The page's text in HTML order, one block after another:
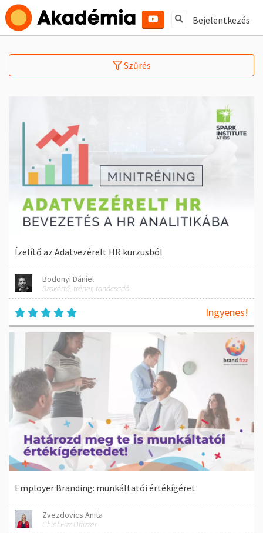
Bejelentkezés
Szűrés
Ízelítő az Adatvezérelt HR kurzusból
Bodonyi Dániel
Szakértő, tréner, tanácsadó
Ingyenes!
Employer Branding: munkáltatói értékígéret
Zvezdovics Anita
Chief Fizz Offizzer